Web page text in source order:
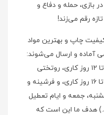
بازی، حمله و دفاع و
رقم می‌زند!
چاپ و بهترین مواد
آماده و ارسال می‌شوند:
روتختی یک نفره و پرده بین ۱۰ تا ۱۲ روز کاری، روتختی
یک و نیم نفره و دو نفره طی ۱۴ تا ۱۶ روز کاری، و فرشینه و
(پنجشنبه، جمعه و ایام تعطیل
هدف ما این است که